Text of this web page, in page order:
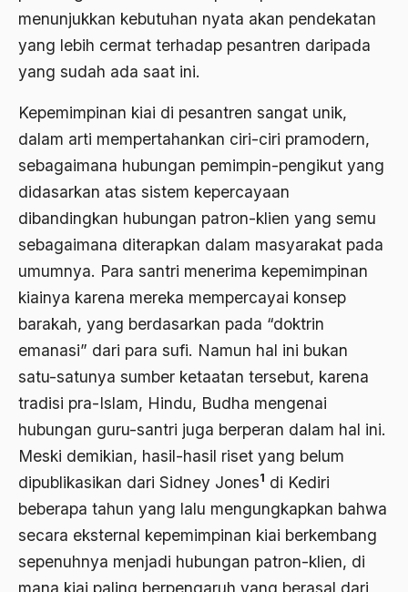
menunjukkan kebutuhan nyata akan pendekatan
yang lebih cermat terhadap pesantren daripada
yang sudah ada saat ini.
Kepemimpinan kiai di pesantren sangat unik,
dalam arti mempertahankan ciri-ciri pramodern,
sebagaimana hubungan pemimpin-pengikut yang
didasarkan atas sistem kepercayaan
dibandingkan hubungan patron-klien yang semu
sebagaimana diterapkan dalam masyarakat pada
umumnya. Para santri menerima kepemimpinan
kiainya karena mereka mempercayai konsep
barakah, yang berdasarkan pada “doktrin
emanasi” dari para sufi. Namun hal ini bukan
satu-satunya sumber ketaatan tersebut, karena
tradisi pra-Islam, Hindu, Budha mengenai
hubungan guru-santri juga berperan dalam hal ini.
Meski demikian, hasil-hasil riset yang belum
dipublikasikan dari Sidney Jones1 di Kediri
beberapa tahun yang lalu mengungkapkan bahwa
secara eksternal kepemimpinan kiai berkembang
sepenuhnya menjadi hubungan patron-klien, di
mana kiai paling berpengaruh yang berasal dari
Agama Terang
Agamawan
Agraria
agraris
Agum Gumelar
Agus Miftah
Ahli
ahli fikih
Ahli waris
ahlul sunnah wal jamaah
Ahlussunnah Wal jamaah
Ahmad Benbella
Ahmad Daudy